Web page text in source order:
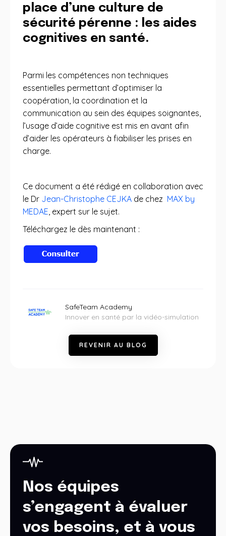
place d’une culture de
sécurité pérenne : les aides
cognitives en santé.
Parmi les compétences non techniques
essentielles permettant d’optimiser la
coopération, la coordination et la
communication au sein des équipes soignantes,
l’usage d’aide cognitive est mis en avant afin
d’aider les opérateurs à fiabiliser les prises en
charge.
Ce document a été rédigé en collaboration avec
le Dr Jean-Christophe CEJKA de chez MAX by
MEDAE, expert sur le sujet.
Téléchargez le dès maintenant :
SafeTeam Academy
Innover en santé par la vidéo-simulation
RE VE NIR AU BLOG
Nos équipes
s’engagent à évaluer
vos besoins, et à vous